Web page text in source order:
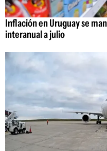
Inflación en Uruguay se
interanual a julio